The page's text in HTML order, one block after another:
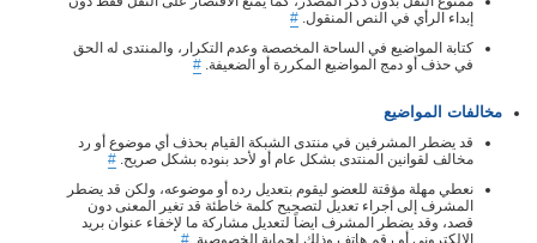
إبداء الرأي في النص المنقول. #
كتابة المواضيع في الساحة المخصصة وعدم التكرار، والمنتدى له الحق
في حذف أو دمج المواضيع المكررة أو الضعيفة. #
مخالفات المواضيع
قد يضطر المشرفين في منتدى الشبكة القيام بحذف أي موضوع أو رد
مخالف لقوانين المنتدى بشكل عام أو لأحد بنوده بشكل صريح. #
نعطي مهلة مؤقتة للعضو ليقوم بتعديل رده أو موضوعه، ولكن قد يضطر
المشرف إلى اجراء تعديل لتصحيح كلمة خاطئة قد تغير المعنى دون
قصد، وقد يضطر المشرف ايضاً لتعديل مشاركة ما لإخفاء عنوان بريد